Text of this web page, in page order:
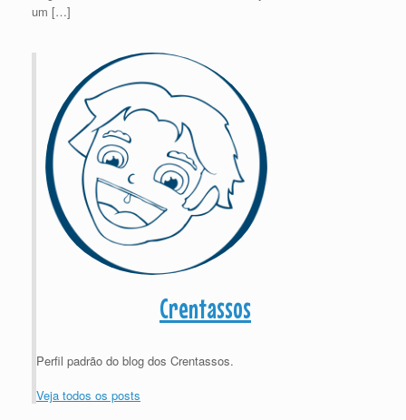
um […]
Crentassos
Perfil padrão do blog dos Crentassos.
Veja todos os posts